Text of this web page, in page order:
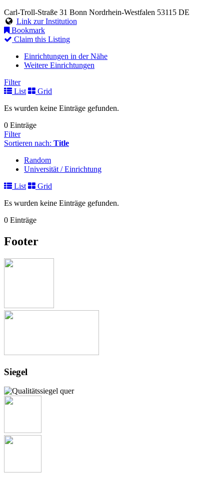
Carl-Troll-Straße 31 Bonn Nordrhein-Westfalen 53115 DE
Link zur Institution
Bookmark
Claim this Listing
Einrichtungen in der Nähe
Weitere Einrichtungen
Filter
List
Grid
Es wurden keine Einträge gefunden.
0 Einträge
Filter
Sortieren nach: Title
Random
Universität / Einrichtung
List
Grid
Es wurden keine Einträge gefunden.
0 Einträge
Footer
Siegel